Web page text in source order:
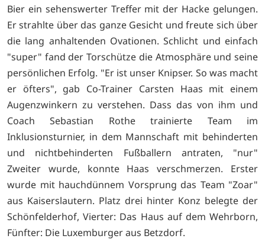
Bier ein sehenswerter Treffer mit der Hacke gelungen.
Er strahlte über das ganze Gesicht und freute sich über
die lang anhaltenden Ovationen. Schlicht und einfach
"super" fand der Torschütze die Atmosphäre und seine
persönlichen Erfolg. "Er ist unser Knipser. So was macht
er öfters", gab Co-Trainer Carsten Haas mit einem
Augenzwinkern zu verstehen. Dass das von ihm und
Coach Sebastian Rothe trainierte Team im
Inklusionsturnier, in dem Mannschaft mit behinderten
und nichtbehinderten Fußballern antraten, "nur"
Zweiter wurde, konnte Haas verschmerzen. Erster
wurde mit hauchdünnem Vorsprung das Team "Zoar"
aus Kaiserslautern. Platz drei hinter Konz belegte der
Schönfelderhof, Vierter: Das Haus auf dem Wehrborn,
Fünfter: Die Luxemburger aus Betzdorf.